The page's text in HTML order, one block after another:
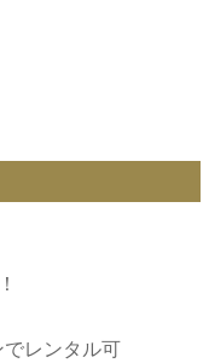
レンタル可